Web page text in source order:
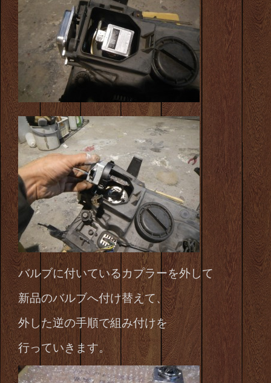
バルブに付いているカプラーを外して
新品のバルブへ付け替えて、
外した逆の手順で組み付けを
行っていきます。